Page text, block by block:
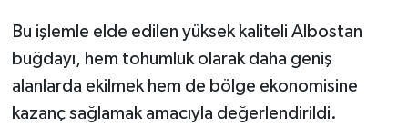
Bu işlemle elde edilen yüksek kaliteli Albostan
buğdayı, hem tohumluk olarak daha geniş
alanlarda ekilmek hem de bölge ekonomisine
kazanç sağlamak amacıyla değerlendirildi.